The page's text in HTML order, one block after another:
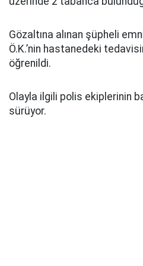
Gözaltına alınan şüpheli
Ö.K.’nin hastanedeki
öğrenildi.
Olayla ilgili polis ekiplerinin
sürüyor.